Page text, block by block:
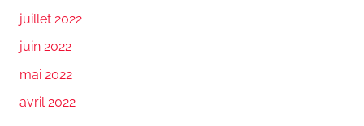
juillet 2022
juin 2022
mai 2022
avril 2022